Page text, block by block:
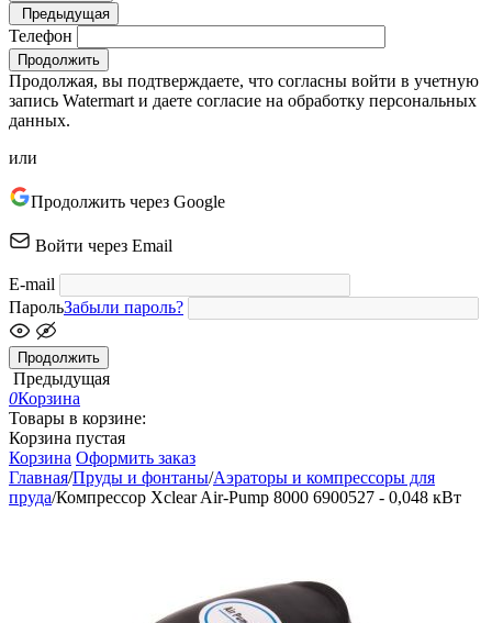
Предыдущая
Телефон
Продолжить
Продолжая, вы подтверждаете, что согласны войти в учетную
запись Watermart и даете согласие на обработку персональных
данных.
или
Продолжить через Google
Войти через Email
E-mail
ПарольЗабыли пароль?
Продолжить
Предыдущая
0Корзина
Товары в корзине:
Корзина пустая
Корзина Оформить заказ
Главная/Пруды и фонтаны/Аэраторы и компрессоры для
пруда/Компрессор Xclear Air-Pump 8000 6900527 - 0,048 кВт